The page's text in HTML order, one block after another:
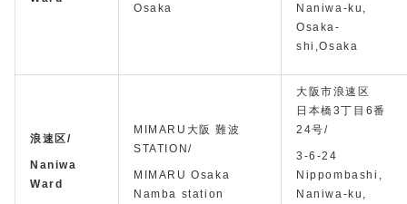
Osaka
Naniwa-ku,
Osaka-
shi,Osaka
浪速区/
Naniwa
Ward
MIMARU大阪 難波
STATION/
MIMARU Osaka
Namba station
大阪市浪速区
日本橋3丁目6番
24号/
3-6-24
Nippombashi,
Naniwa-ku,